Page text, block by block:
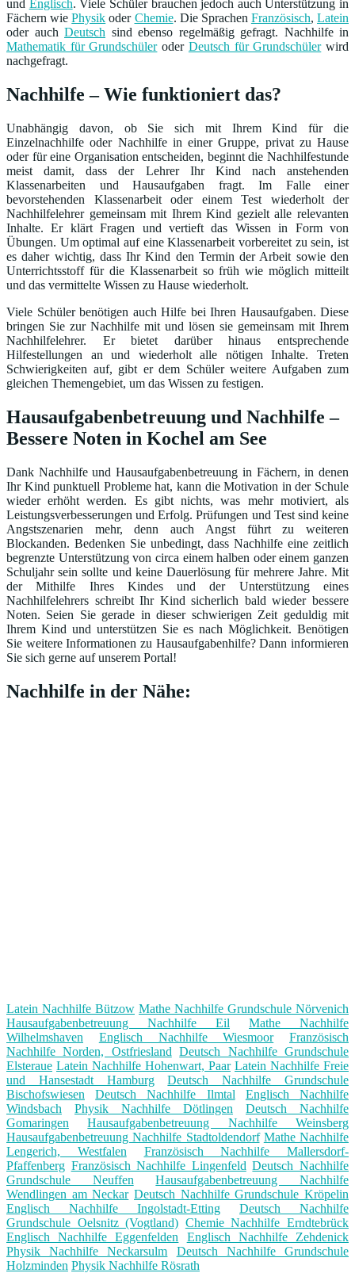
und Englisch. Viele Schüler brauchen jedoch auch Unterstützung in
Fächern wiePhysik oder Chemie. Die Sprachen Französisch, Latein
oder auch Deutsch sind ebenso regelmäßig gefragt. Nachhilfe in
Mathematik für Grundschüleroder Deutsch für Grundschülerwird
nachgefragt.
Nachhilfe – Wie funktioniert das?
Unabhängig davon, ob Sie sich mit Ihrem Kind für die
Einzelnachhilfe oder Nachhilfe in einer Gruppe, privat zu Hause
oder für eine Organisation entscheiden, beginnt die Nachhilfestunde
meist damit, dass der Lehrer Ihr Kind nach anstehenden
Klassenarbeiten und Hausaufgaben fragt. Im Falle einer
bevorstehenden Klassenarbeit oder einem Test wiederholt der
Nachhilfelehrer gemeinsam mit Ihrem Kind gezielt alle relevanten
Inhalte. Er klärt Fragen und vertieft das Wissen in Form von
Übungen. Um optimal auf eine Klassenarbeit vorbereitet zu sein, ist
es daher wichtig, dass Ihr Kind den Termin der Arbeit sowie den
Unterrichtsstoff für die Klassenarbeit so früh wie möglich mitteilt
und das vermittelte Wissen zu Hause wiederholt.
Viele Schüler benötigen auch Hilfe bei Ihren Hausaufgaben. Diese
bringen Sie zur Nachhilfe mit und lösen sie gemeinsam mit Ihrem
Nachhilfelehrer. Er bietet darüber hinaus entsprechende
Hilfestellungen an und wiederholt alle nötigen Inhalte. Treten
Schwierigkeiten auf, gibt er dem Schüler weitere Aufgaben zum
gleichen Themengebiet, um das Wissen zu festigen.
Hausaufgabenbetreuung und Nachhilfe –
Bessere Noten in Kochel am See
Dank Nachhilfe und Hausaufgabenbetreuung in Fächern, in denen
Ihr Kind punktuell Probleme hat, kann die Motivation in der Schule
wieder erhöht werden. Es gibt nichts, was mehr motiviert, als
Leistungsverbesserungen und Erfolg. Prüfungen und Test sind keine
Angstszenarien mehr, denn auch Angst führt zu weiteren
Blockanden. Bedenken Sie unbedingt, dass Nachhilfe eine zeitlich
begrenzte Unterstützung von circa einem halben oder einem ganzen
Schuljahr sein sollte und keine Dauerlösung für mehrere Jahre. Mit
der Mithilfe Ihres Kindes und der Unterstützung eines
Nachhilfelehrers schreibt Ihr Kind sicherlich bald wieder bessere
Noten. Seien Sie gerade in dieser schwierigen Zeit geduldig mit
Ihrem Kind und unterstützen Sie es nach Möglichkeit. Benötigen
Sie weitere Informationen zu Hausaufgabenhilfe? Dann informieren
Sie sich gerne auf unserem Portal!
Nachhilfe in der Nähe:
Latein Nachhilfe Bützow Mathe Nachhilfe Grundschule Nörvenich
Hausaufgabenbetreuung Nachhilfe Eil
Mathe Nachhilfe
Wilhelmshaven
Englisch Nachhilfe Wiesmoor
Französisch
Nachhilfe Norden, Ostfriesland
Deutsch Nachhilfe Grundschule
Elsteraue Latein Nachhilfe Hohenwart, Paar Latein Nachhilfe Freie
und Hansestadt Hamburg
Deutsch Nachhilfe Grundschule
Bischofswiesen
Deutsch Nachhilfe Ilmtal
Englisch Nachhilfe
Windsbach
Physik Nachhilfe Dötlingen
Deutsch Nachhilfe
Gomaringen
Hausaufgabenbetreuung Nachhilfe Weinsberg
Hausaufgabenbetreuung Nachhilfe Stadtoldendorf Mathe Nachhilfe
Lengerich, Westfalen
Französisch Nachhilfe Mallersdorf-
Pfaffenberg Französisch Nachhilfe Lingenfeld Deutsch Nachhilfe
Grundschule Neuffen
Hausaufgabenbetreuung Nachhilfe
Wendlingen am Neckar Deutsch Nachhilfe Grundschule Kröpelin
Englisch Nachhilfe Ingolstadt-Etting
Deutsch Nachhilfe
Grundschule Oelsnitz (Vogtland) Chemie Nachhilfe Erndtebrück
Englisch Nachhilfe Eggenfelden
Englisch Nachhilfe Zehdenick
Physik Nachhilfe Neckarsulm
Deutsch Nachhilfe Grundschule
Holzminden Physik Nachhilfe Rösrath